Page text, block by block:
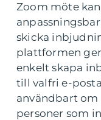
Zoom möte
skicka
plattformen
enkelt skapa
till valfri e-
användbart
personer som